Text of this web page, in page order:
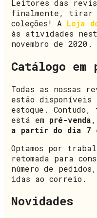
Leitores das
finalmente, tirar
coleções! A Loja
às atividades
novembro de 2020.
Catálogo em
Todas as nossas
estão disponíveis
estoque. Contudo,
está em pré-venda
a partir do dia 7
Optamos por
retomada para
número de
idas ao correio.
Novidades